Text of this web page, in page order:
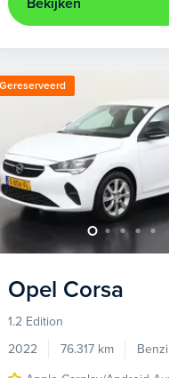
Gereserveerd
Opel Corsa
1.2 Edition
2022
76.317 km